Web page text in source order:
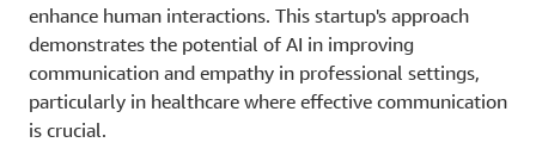
enhance human interactions. This startup's approach
demonstrates the potential of AI in improving
communication and empathy in professional settings,
particularly in healthcare where effective communication
is crucial.